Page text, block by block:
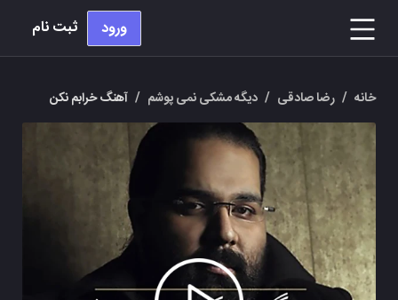
ورود ثبت نام
خانه / رضا صادقی / دیگه مشکی نمی پوشم / آهنگ خرابم نکن